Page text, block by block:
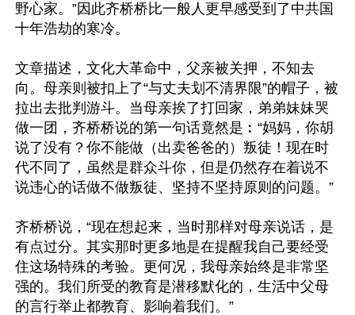
野心家。”因此齐桥桥比一般人更早感受到了中共国
十年浩劫的寒冷。
文章描述，文化大革命中，父亲被关押，不知去
向。母亲则被扣上了“与丈夫划不清界限”的帽子，被
拉出去批判游斗。当母亲挨了打回家，弟弟妹妹哭
做一团，齐桥桥说的第一句话竟然是︰“妈妈，你胡
说了没有？你不能做（出卖爸爸的）叛徒！现在时
代不同了，虽然是群众斗你，但是仍然存在着说不
说违心的话做不做叛徒、坚持不坚持原则的问题。”
齐桥桥说，“现在想起来，当时那样对母亲说话，是
有点过分。其实那时更多地是在提醒我自己要经受
住这场特殊的考验。更何况，我母亲始终是非常坚
强的。我们所受的教育是潜移默化的，生活中父母
的言行举止都教育、影响着我们。”